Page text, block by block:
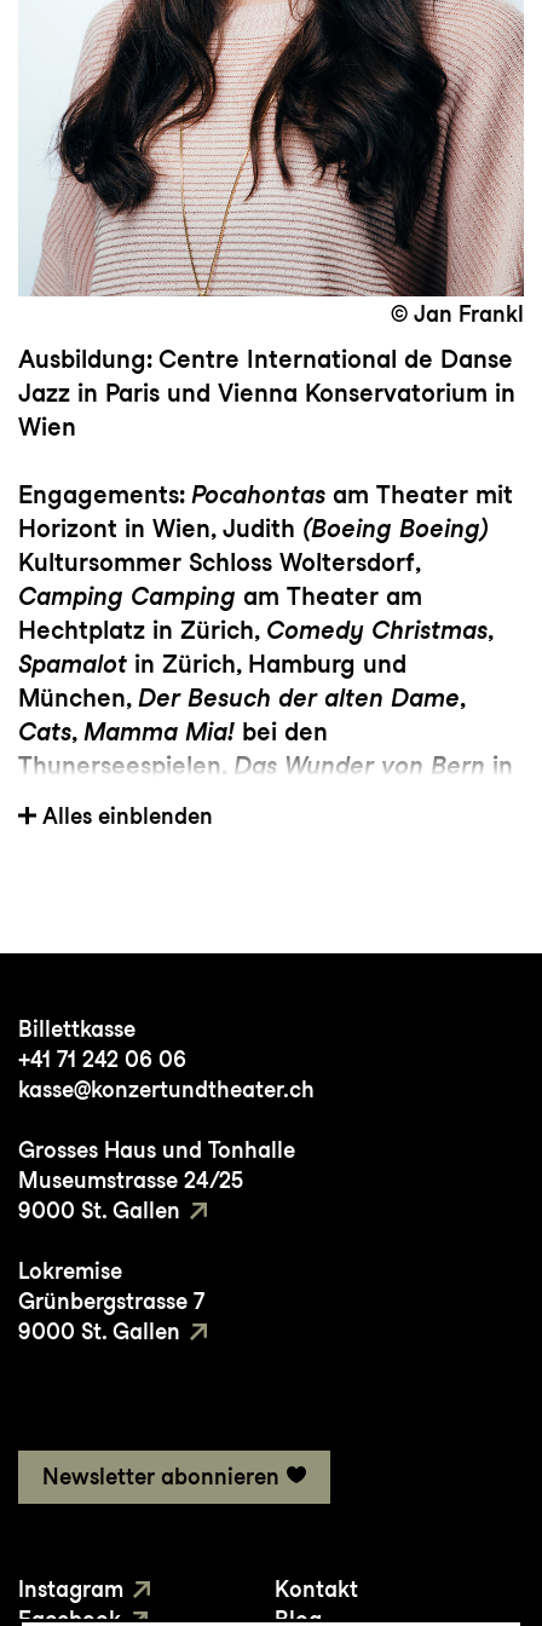
© Jan Frankl
Ausbildung: Centre International de Danse
Jazz in Paris und Vienna Konservatorium in
Wien
Engagements: Pocahontas am Theater mit
Horizont in Wien, Judith (Boeing Boeing)
Kultursommer Schloss Woltersdorf,
Camping Camping am Theater am
Hechtplatz in Zürich, Comedy Christmas,
Spamalot in Zürich, Hamburg und
München, Der Besuch der alten Dame,
Cats, Mamma Mia! bei den
Thunerseespielen, Das Wunder von Bern in
Hamburg, Hair
Gärtnerplatz in München,
Zuletzt in St.Gallen:
Matterhorn,Priscilla
Wüstenblume
Alles einblenden
Billettkasse
+41 71 242 06 06
kasse@konzertundtheater.ch
Grosses Haus und Tonhalle
Museumstrasse 24/25
9000 St. Gallen
Lokremise
Grünbergstrasse 7
9000 St. Gallen
Newsletter abonnieren
Instagram
Facebook
Kontakt
Blog